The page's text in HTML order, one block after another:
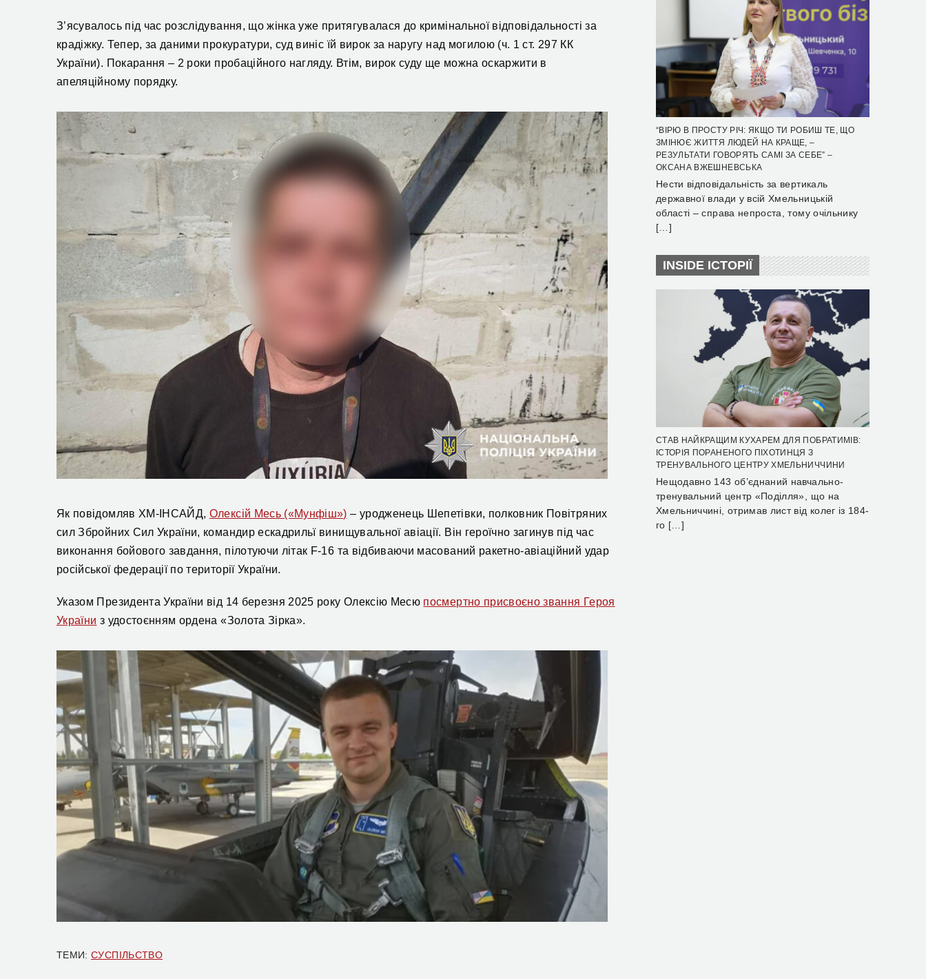
З’ясувалось під час розслідування, що жінка уже притягувалася до кримінальної відповідальності за
крадіжку. Тепер, за даними прокуратури, суд виніс їй вирок за наругу над могилою (ч. 1 ст. 297 КК
України). Покарання – 2 роки пробаційного нагляду. Втім, вирок суду ще можна оскаржити в
апеляційному порядку.
Як повідомляв ХМ-ІНСАЙД, Олексій Месь («Мунфіш») – уродженець Шепетівки, полковник Повітряних
сил Збройних Сил України, командир ескадрильї винищувальної авіації. Він героїчно загинув під час
виконання бойового завдання, пілотуючи літак F-16 та відбиваючи масований ракетно-авіаційний удар
російської федерації по території України.
Указом Президента України від 14 березня 2025 року Олексію Месю посмертно присвоєно звання Героя
України з удостоєнням ордена «Золота Зірка».
ТЕМИ:СУСПІЛЬСТВО
“ВІРЮ В ПРОСТУ РІЧ: ЯКЩО ТИ РОБИШ ТЕ, ЩО
ЗМІНЮЄ ЖИТТЯ ЛЮДЕЙ НА КРАЩЕ, –
РЕЗУЛЬТАТИ ГОВОРЯТЬ САМІ ЗА СЕБЕ” –
ОКСАНА ВЖЕШНЕВСЬКА
Нести відповідальність за вертикаль
державної влади у всій Хмельницькій
області – справа непроста, тому очільнику
[…]
INSIDE ІСТОРІЇ
СТАВ НАЙКРАЩИМ КУХАРЕМ ДЛЯ ПОБРАТИМІВ:
ІСТОРІЯ ПОРАНЕНОГО ПІХОТИНЦЯ З
ТРЕНУВАЛЬНОГО ЦЕНТРУ ХМЕЛЬНИЧЧИНИ
Нещодавно 143 об’єднаний навчально-
тренувальний центр «Поділля», що на
Хмельниччині, отримав лист від колег із 184-
го […]